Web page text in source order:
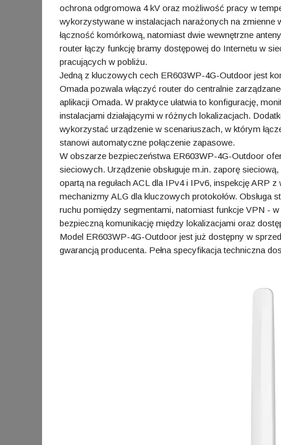
ochrona odgromowa 4 kV oraz możliwość pracy w
wykorzystywane w instalacjach narażonych na
łączność komórkową, natomiast dwie wewnętrzne
router łączy funkcję bramy dostępowej do Internetu w
pracujących w pobliżu.
Jedną z kluczowych cech ER603WP-4G-Outdoor jest
Omada pozwala włączyć router do centralnie
aplikacji Omada. W praktyce ułatwia to konfigurację,
instalacjami działającymi w różnych lokalizacjach.
wykorzystać urządzenie w scenariuszach, w którym
stanowi automatyczne połączenie zapasowe.
W obszarze bezpieczeństwa ER603WP-4G-Outdoor
sieciowych. Urządzenie obsługuje m.in. zaporę
opartą na regułach ACL dla IPv4 i IPv6, inspekcję ARP
mechanizmy ALG dla kluczowych protokołów. Obsługa
ruchu pomiędzy segmentami, natomiast funkcje VPN -
bezpieczną komunikację między lokalizacjami oraz
Model ER603WP-4G-Outdoor jest już dostępny w
gwarancją producenta. Pełna specyfikacja techniczna